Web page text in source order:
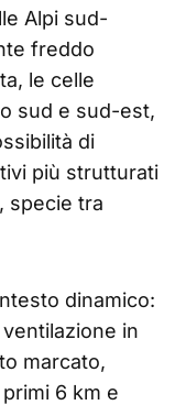
Alpi sud-
freddo
le celle
sud e sud-est,
di
più strutturati
specie tra
dinamico:
in
marcato,
6 km e